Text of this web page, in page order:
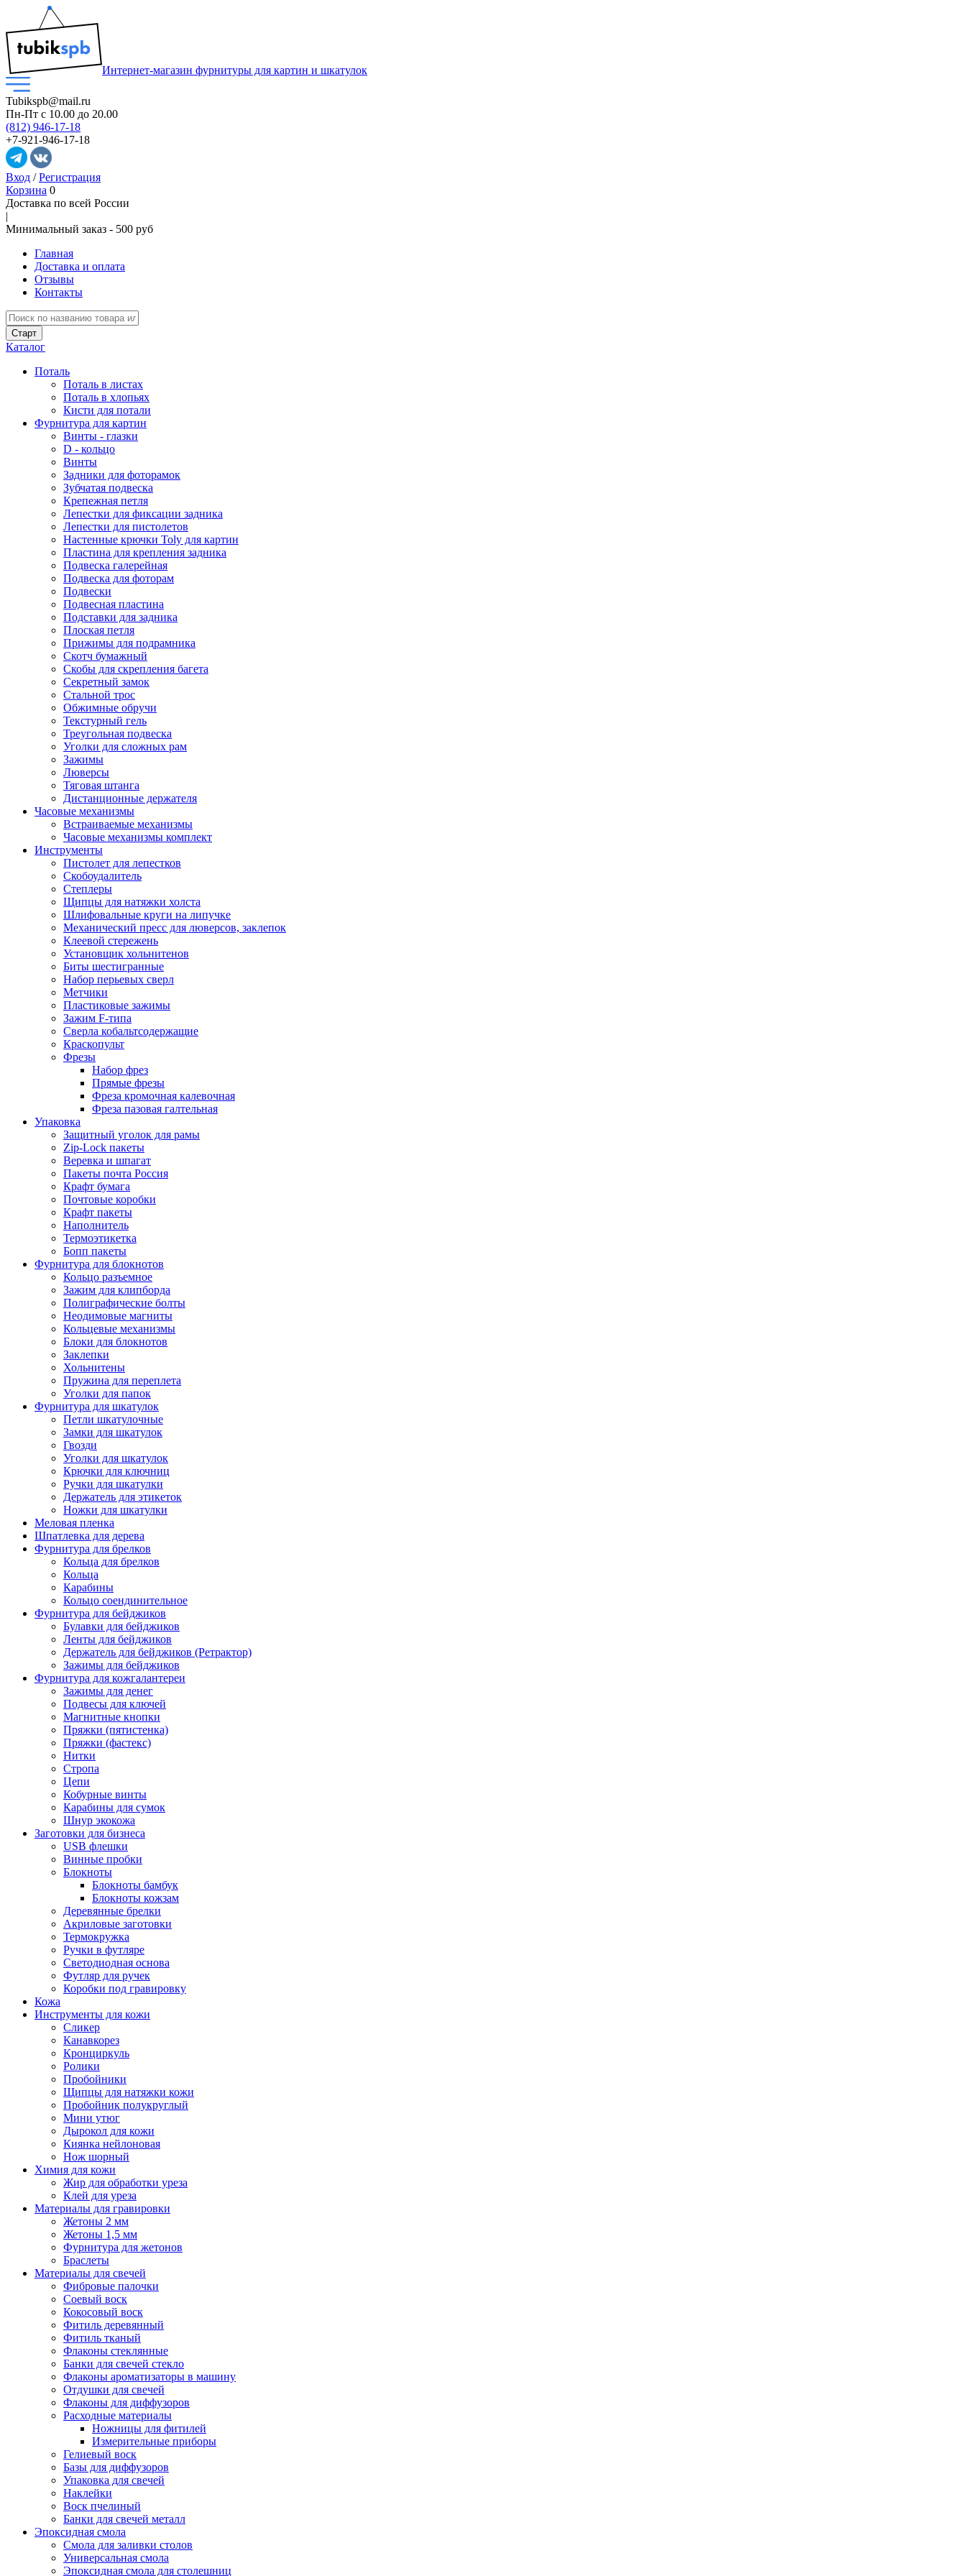
Интернет-магазин фурнитуры для картин и шкатулок
Tubikspb@mail.ru
Пн-Пт с 10.00 до 20.00
(812) 946-17-18
+7-921-946-17-18
Вход /Регистрация
Корзина 0
Доставка по всей России
|
Минимальный закaз - 500 руб
Главная
Доставка и оплата
Отзывы
Контакты
Каталог
Поталь
Поталь в листах
Поталь в хлопьях
Кисти для потали
Фурнитура для картин
Винты - глазки
D - кольцо
Винты
Задники для фоторамок
Зубчатая подвеска
Крепежная петля
Лепестки для фиксации задника
Лепестки для пистолетов
Настенные крючки Toly для картин
Пластина для крепления задника
Подвеска галерейная
Подвеска для фоторам
Подвески
Подвесная пластина
Подставки для задника
Плоская петля
Прижимы для подрамника
Скотч бумажный
Скобы для скрепления багета
Секретный замок
Стальной трос
Обжимные обручи
Текстурный гель
Треугольная подвеска
Уголки для сложных рам
Зажимы
Люверсы
Тяговая штанга
Дистанционные держателя
Часовые механизмы
Встраиваемые механизмы
Часовые механизмы комплект
Инструменты
Пистолет для лепестков
Скобоудалитель
Степлеры
Щипцы для натяжки холста
Шлифовальные круги на липучке
Механический пресс для люверсов, заклепок
Клеевой стережень
Установщик хольнитенов
Биты шестигранные
Набор перьевых сверл
Метчики
Пластиковые зажимы
Зажим F-типа
Сверла кобальтсодержащие
Краскопульт
Фрезы
Набор фрез
Прямые фрезы
Фреза кромочная калевочная
Фреза пазовая галтельная
Упаковка
Защитный уголок для рамы
Zip-Lock пакеты
Веревка и шпагат
Пакеты почта Россия
Крафт бумага
Почтовые коробки
Крафт пакеты
Наполнитель
Термоэтикетка
Бопп пакеты
Фурнитура для блокнотов
Кольцо разъемное
Зажим для клипборда
Полиграфические болты
Неодимовые магниты
Кольцевые механизмы
Блоки для блокнотов
Заклепки
Хольнитены
Пружина для переплета
Уголки для папок
Фурнитура для шкатулок
Петли шкатулочные
Замки для шкатулок
Гвозди
Уголки для шкатулок
Крючки для ключниц
Ручки для шкатулки
Держатель для этикеток
Ножки для шкатулки
Меловая пленка
Шпатлевка для дерева
Фурнитура для брелков
Кольца для брелков
Кольца
Карабины
Кольцо соендинительное
Фурнитура для бейджиков
Булавки для бейджиков
Ленты для бейджиков
Держатель для бейджиков (Ретрактор)
Зажимы для бейджиков
Фурнитура для кожгалантереи
Зажимы для денег
Подвесы для ключей
Магнитные кнопки
Пряжки (пятистенка)
Пряжки (фастекс)
Нитки
Стропа
Цепи
Кобурные винты
Карабины для сумок
Шнур экокожа
Заготовки для бизнеса
USB флешки
Винные пробки
Блокноты
Блокноты бамбук
Блокноты кожзам
Деревянные брелки
Акриловые заготовки
Термокружка
Ручки в футляре
Светодиодная основа
Футляр для ручек
Коробки под гравировку
Кожа
Инструменты для кожи
Сликер
Канавкорез
Кронциркуль
Ролики
Пробойники
Щипцы для натяжки кожи
Пробойник полукруглый
Мини утюг
Дырокол для кожи
Киянка нейлоновая
Нож шорный
Химия для кожи
Жир для обработки уреза
Клей для уреза
Материалы для гравировки
Жетоны 2 мм
Жетоны 1,5 мм
Фурнитура для жетонов
Браслеты
Материалы для свечей
Фибровые палочки
Соевый воск
Кокосовый воск
Фитиль деревянный
Фитиль тканый
Флаконы стеклянные
Банки для свечей стекло
Флаконы ароматизаторы в машину
Отдушки для свечей
Флаконы для диффузоров
Расходные материалы
Ножницы для фитилей
Измерительные приборы
Гелиевый воск
Базы для диффузоров
Упаковка для свечей
Наклейки
Воск пчелиный
Банки для свечей металл
Эпоксидная смола
Смола для заливки столов
Универсальная смола
Эпоксидная смола для столешниц